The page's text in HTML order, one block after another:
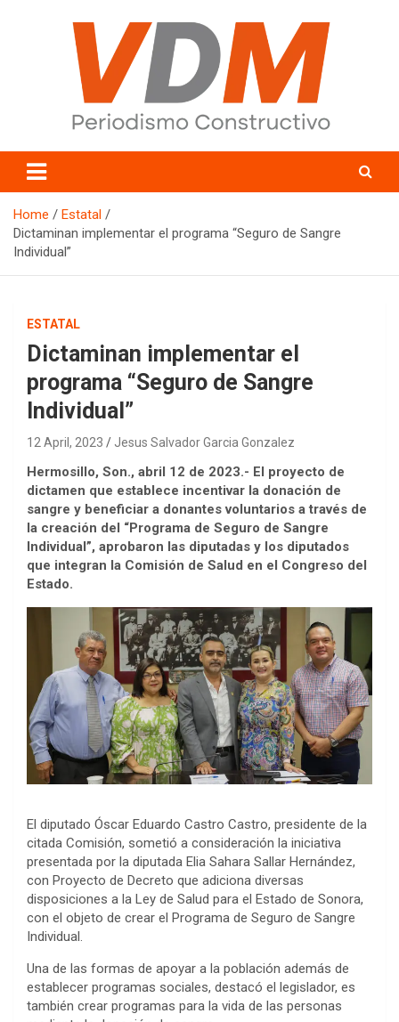
valledelmayo.com
Home
Estatal
Dictaminan implementar el programa “Seguro de Sangre
Individual”
ESTATAL
Dictaminan implementar el
programa “Seguro de Sangre
Individual”
12 April, 2023 Jesus Salvador Garcia Gonzalez
Hermosillo, Son., abril 12 de 2023.- El proyecto de
dictamen que establece incentivar la donación de
sangre y beneficiar a donantes voluntarios a través de
la creación del “Programa de Seguro de Sangre
Individual”, aprobaron las diputadas y los diputados
que integran la Comisión de Salud en el Congreso del
Estado.
El diputado Óscar Eduardo Castro Castro, presidente de la
citada Comisión, sometió a consideración la iniciativa
presentada por la diputada Elia Sahara Sallar Hernández,
con Proyecto de Decreto que adiciona diversas
disposiciones a la Ley de Salud para el Estado de Sonora,
con el objeto de crear el Programa de Seguro de Sangre
Individual.
Una de las formas de apoyar a la población además de
establecer programas sociales, destacó el legislador, es
también crear programas para la vida de las personas